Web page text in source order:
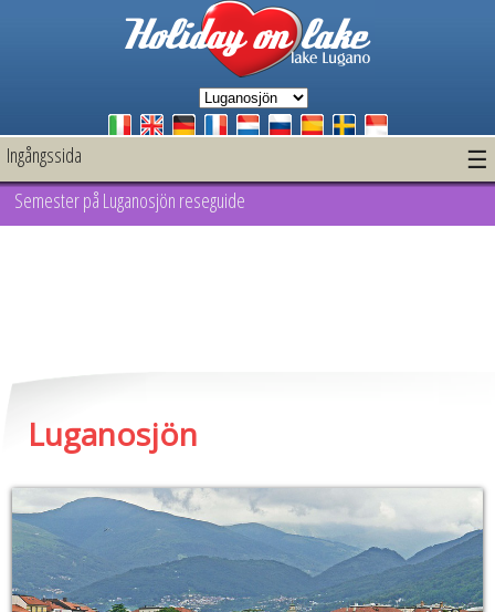
Ingångssida ☰
Semester på Luganosjön reseguide
Luganosjön